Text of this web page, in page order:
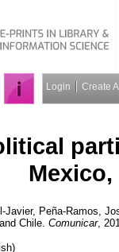
Login Create
Javier, Peña-Ramos,
Chile. Comunicar,